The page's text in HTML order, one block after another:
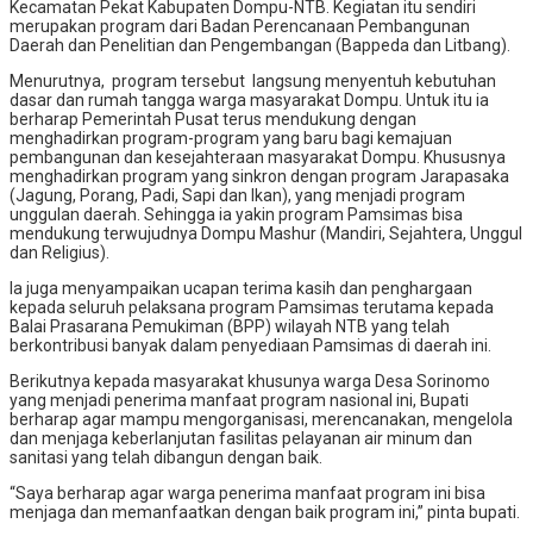
Kecamatan Pekat Kabupaten Dompu-NTB. Kegiatan itu sendiri
merupakan program dari Badan Perencanaan Pembangunan
Daerah dan Penelitian dan Pengembangan (Bappeda dan Litbang).
Menurutnya, program tersebut langsung menyentuh kebutuhan
dasar dan rumah tangga warga masyarakat Dompu. Untuk itu ia
berharap Pemerintah Pusat terus mendukung dengan
menghadirkan program-program yang baru bagi kemajuan
pembangunan dan kesejahteraan masyarakat Dompu. Khususnya
menghadirkan program yang sinkron dengan program Jarapasaka
(Jagung, Porang, Padi, Sapi dan Ikan), yang menjadi program
unggulan daerah. Sehingga ia yakin program Pamsimas bisa
mendukung terwujudnya Dompu Mashur (Mandiri, Sejahtera, Unggul
dan Religius).
Ia juga menyampaikan ucapan terima kasih dan penghargaan
kepada seluruh pelaksana program Pamsimas terutama kepada
Balai Prasarana Pemukiman (BPP) wilayah NTB yang telah
berkontribusi banyak dalam penyediaan Pamsimas di daerah ini.
Berikutnya kepada masyarakat khusunya warga Desa Sorinomo
yang menjadi penerima manfaat program nasional ini, Bupati
berharap agar mampu mengorganisasi, merencanakan, mengelola
dan menjaga keberlanjutan fasilitas pelayanan air minum dan
sanitasi yang telah dibangun dengan baik.
“Saya berharap agar warga penerima manfaat program ini bisa
menjaga dan memanfaatkan dengan baik program ini,” pinta bupati.